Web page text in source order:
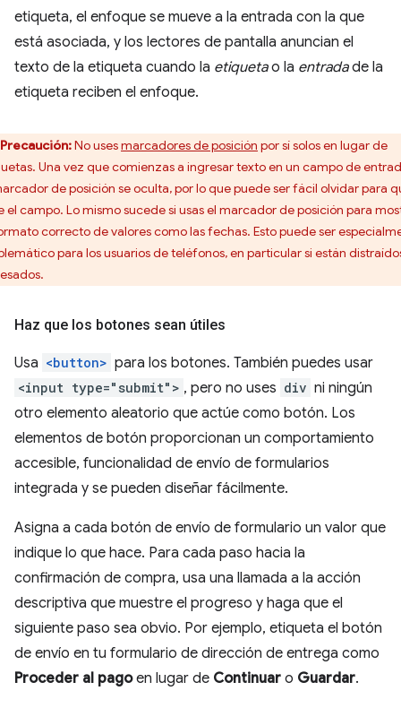
etiqueta, el enfoque se mueve a la entrada con la que
está asociada, y los lectores de pantalla anuncian el
texto de la etiqueta cuando la etiquetao la entradade la
etiqueta reciben el enfoque.
Precaución:No usesmarcadores de posición por sí solos en lugar de
Una vez que comienzas a ingresar texto en un campo de
de posición se oculta, por lo que puede ser fácil olvidar para
el campo. Lo mismo sucede si usas el marcador de posición para
correcto de valores como las fechas. Esto puede ser
para los usuarios de teléfonos, en particular si están
Haz que los botones sean útiles
Usa <button> para los botones. También puedes usar
<input type="submit"> , pero no uses div ni ningún
otro elemento aleatorio que actúe como botón. Los
elementos de botón proporcionan un comportamiento
accesible, funcionalidad de envío de formularios
integrada y se pueden diseñar fácilmente.
Asigna a cada botón de envío de formulario un valor que
indique lo que hace. Para cada paso hacia la
confirmación de compra, usa una llamada a la acción
descriptiva que muestre el progreso y haga que el
siguiente paso sea obvio. Por ejemplo, etiqueta el botón
de envío en tu formulario de dirección de entrega como
Proceder al pagoen lugar de Continuar o Guardar.